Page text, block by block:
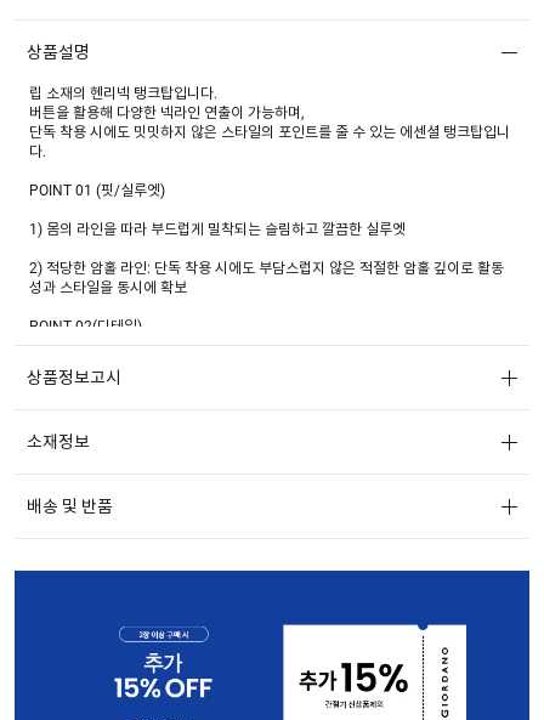
상품설명
립 소재의 헨리넥 탱크탑입니다.
버튼을 활용해 다양한 넥라인 연출이 가능하며,
단독 착용 시에도 밋밋하지 않은 스타일의 포인트를 줄 수 있는 에센셜 탱크탑입니
다.
POINT 01 (핏/실루엣)
1) 몸의 라인을 따라 부드럽게 밀착되는 슬림하고 깔끔한 실루엣
2) 적당한 암홀 라인: 단독 착용 시에도 부담스럽지 않은 적절한 암홀 깊이로 활동
성과 스타일을 동시에 확보
POINT 02(디테일)
오픈 정도에 따라 여성스러운 분위기부터 캐주얼한 느낌까지 다양하게 연출 가능
POINT 03(소재)
1) COTTON 96% / SPAN 4% 혼용 원사를 사용하여 톡톡하면서도 텐션감 있는
3) 촘촘한 골조직이 체형을 잡아주어 슬림해 보이는 시각적 효과 제공
상품정보고시
소재정보
배송 및 반품